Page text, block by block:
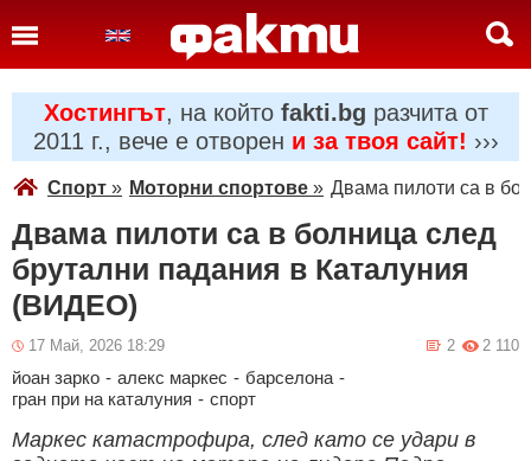
Хостингът, на който fakti.bg разчита от
2011 г., вече е отворен и за твоя сайт! ›››
Спорт » Моторни спортове » Двама пилоти са в
Двама пилоти са в болница след
брутални падания в Каталуния
(ВИДЕО)
17 Май, 2026 18:29 2 110
2
йоан зарко - алекс маркес - барселона -
гран при на каталуния - спорт
Маркес катастрофира, след като се удари в